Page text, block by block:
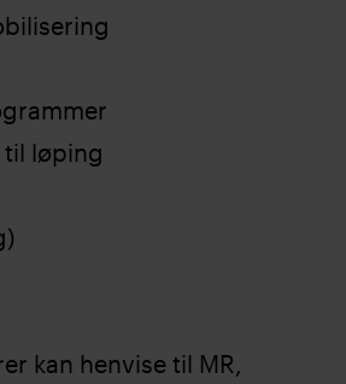
til løping
kan henvise til MR,